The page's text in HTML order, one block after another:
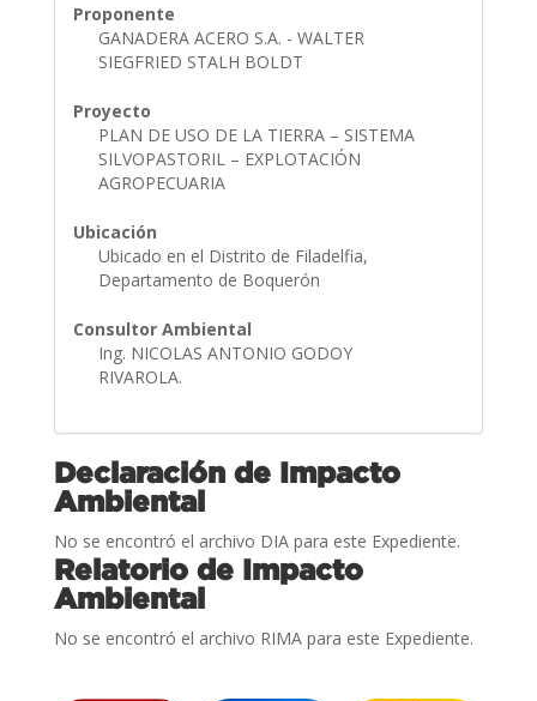
Proponente
GANADERA ACERO S.A. - WALTER
SIEGFRIED STALH BOLDT
Proyecto
PLAN DE USO DE LA TIERRA – SISTEMA
SILVOPASTORIL – EXPLOTACIÓN
AGROPECUARIA
Ubicación
Ubicado en el Distrito de Filadelfia,
Departamento de Boquerón
Consultor Ambiental
Ing. NICOLAS ANTONIO GODOY
RIVAROLA.
Declaración de Impacto
Ambiental
No se encontró el archivo DIA para este Expediente.
Relatorio de Impacto
Ambiental
No se encontró el archivo RIMA para este Expediente.